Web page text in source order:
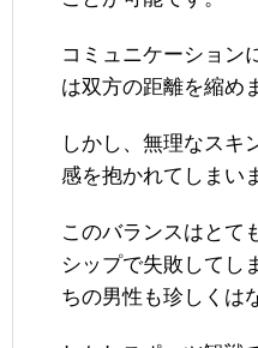
コミュニケーション
は双方の距離を縮め
しかし、無理なスキ
感を抱かれてしまい
このバランスはとて
シップで失敗してし
ちの男性も珍しくは